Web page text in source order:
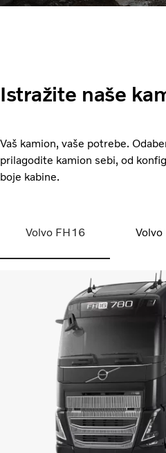
Istražite naše
Vaš kamion, vaše potrebe.
prilagodite kamion sebi, od
boje kabine.
Volvo FH16 Volvo